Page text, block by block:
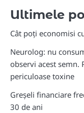
Ultimele
Cât poți economisi
Neurolog: nu
observi acest semn.
periculoase toxine
Greșeli financiare
30 de ani